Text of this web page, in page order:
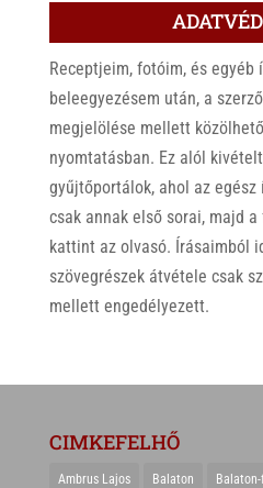
Receptjeim, fotóim, és
beleegyezésem után, a
megjelölése mellett
nyomtatásban. Ez alól
gyűjtőportálok, ahol az
csak annak első sorai, majd
kattint az olvasó. Írásaimból
szövegrészek átvétele csak
mellett engedélyezett.
CIMKEFELHŐ
Ambrus Lajos Balaton